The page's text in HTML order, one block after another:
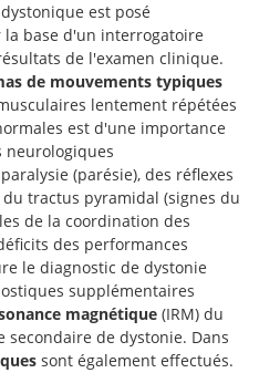
est posé
base d'un interrogatoire
de l'examen clinique.
de mouvements typiques
lentement répétées
est d'une importance
neurologiques
(parésie), des réflexes
tractus pyramidal (signes du
de la coordination des
des performances
le diagnostic de dystonie
supplémentaires
magnétique(IRM) du
de dystonie. Dans
sont également effectués.